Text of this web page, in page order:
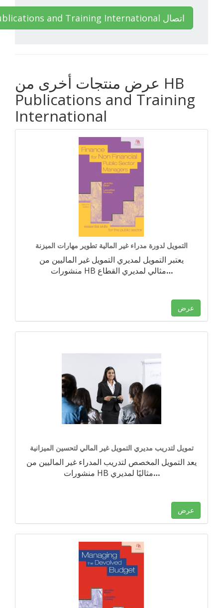
HB Publications and Training International اتصال
عرض منتجات أخرى من HB
Publications and Training
International
التمويل لدورة مدراء غير المالية تطوير مهارات الميزنة
يعتبر التمويل لمديري التمويل غير الماليين من
منشورات HB مثالي لمديري القطاع…
عرض
تمويل لتدريب مديري التمويل غير المالي لتحسين الميزانية
يعد التمويل المخصص لتدريب المدراء غير الماليين من
منشورات HB مثاليًا لمديري…
عرض